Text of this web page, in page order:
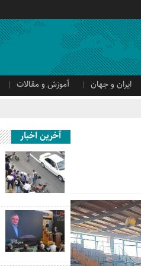
ایران و جهان آموزش و مقالات
آخرین اخبار